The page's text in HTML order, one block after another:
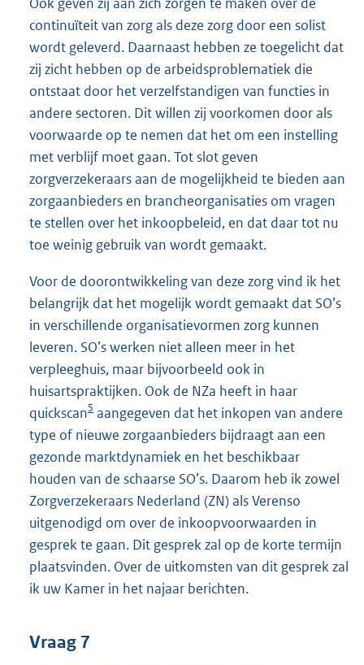
continuïteit van zorg als deze zorg door een solist
wordt geleverd. Daarnaast hebben ze toegelicht dat
zij zicht hebben op de arbeidsproblematiek die
ontstaat door het verzelfstandigen van functies in
andere sectoren. Dit willen zij voorkomen door als
voorwaarde op te nemen dat het om een instelling
met verblijf moet gaan. Tot slot geven
zorgverzekeraars aan de mogelijkheid te bieden aan
zorgaanbieders en brancheorganisaties om vragen
te stellen over het inkoopbeleid, en dat daar tot nu
toe weinig gebruik van wordt gemaakt.
Voor de doorontwikkeling van deze zorg vind ik het
belangrijk dat het mogelijk wordt gemaakt dat SO’s
in verschillende organisatievormen zorg kunnen
leveren. SO’s werken niet alleen meer in het
verpleeghuis, maar bijvoorbeeld ook in
huisartspraktijken. Ook de NZa heeft in haar
quickscan5 aangegeven dat het inkopen van andere
type of nieuwe zorgaanbieders bijdraagt aan een
gezonde marktdynamiek en het beschikbaar
houden van de schaarse SO’s. Daarom heb ik zowel
Zorgverzekeraars Nederland (ZN) als Verenso
uitgenodigd om over de inkoopvoorwaarden in
gesprek te gaan. Dit gesprek zal op de korte termijn
plaatsvinden. Over de uitkomsten van dit gesprek zal
ik uw Kamer in het najaar berichten.
Vraag 7